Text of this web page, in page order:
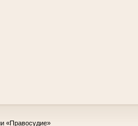
«Правосудие»